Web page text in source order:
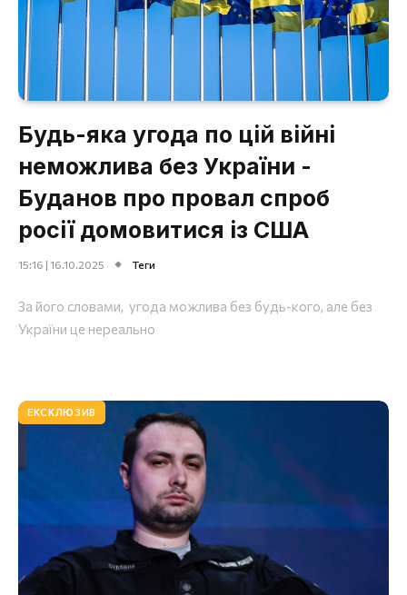
Будь-яка угода по цій війні
неможлива без України -
Буданов про провал спроб
росії домовитися із США
15:16 | 16.10.2025 Теги
За його словами, угода можлива без будь-кого, але без
України це нереально
ЕКСКЛЮЗИВ